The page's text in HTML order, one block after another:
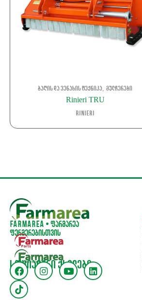
ბაღის და ვენახის ტექნიკა მულჩერები
Rinieri TRU
Rinieri
Farmarea • ფარმარეა
ფერმერებისთვის
სოციალური ქსელები